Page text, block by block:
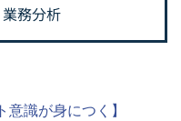
務分析
識が身につく】